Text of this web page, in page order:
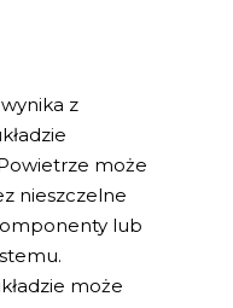
z
może
nieszczelne
lub
może